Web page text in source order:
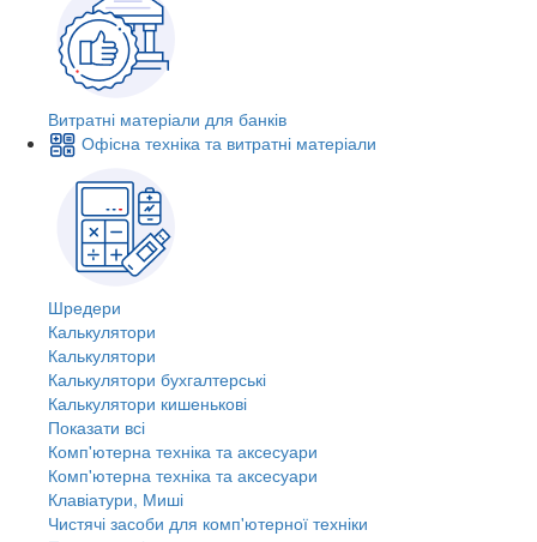
Витратні матеріали для банків
Офісна техніка та витратні матеріали
Шредери
Калькулятори
Калькулятори
Калькулятори бухгалтерські
Калькулятори кишенькові
Показати всі
Комп'ютерна техніка та аксесуари
Комп'ютерна техніка та аксесуари
Клавіатури, Миші
Чистячі засоби для комп'ютерної техніки